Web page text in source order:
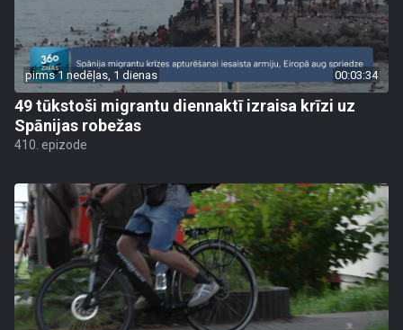
pirms 1 nedēļas, 1 dienas 00:03:34
49 tūkstoši migrantu diennaktī izraisa krīzi uz
Spānijas robežas
410. epizode